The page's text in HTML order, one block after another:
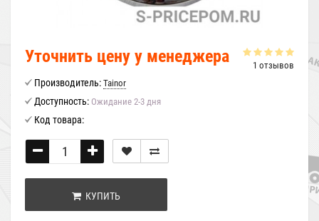
1 отзывов
Уточнить цену у менеджера
Производитель: Tainor
Доступность: Ожидание 2-3 дня
Код товара:
КУПИТЬ